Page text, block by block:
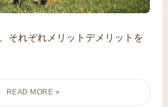
それぞれメリットデメリットを